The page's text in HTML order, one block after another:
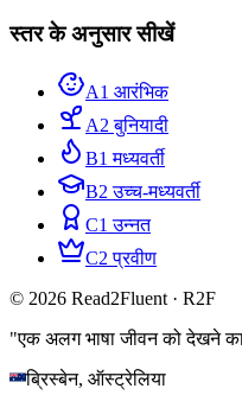
स्तर के अनुसार सीखें
A1 आरंभिक
A2 बुनियादी
B1 मध्यवर्ती
B2 उच्च-मध्यवर्ती
C1 उन्नत
C2 प्रवीण
© 2026 Read2Fluent · R2F
"एक अलग भाषा जीवन को देखने
ब्रिस्बेन, ऑस्ट्रेलिया